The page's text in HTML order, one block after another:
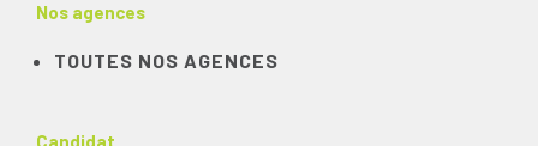
Nos agences
TOUTES NOS AGENCES
Candidat